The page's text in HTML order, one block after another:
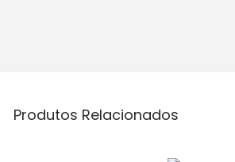
Produtos Relacionados